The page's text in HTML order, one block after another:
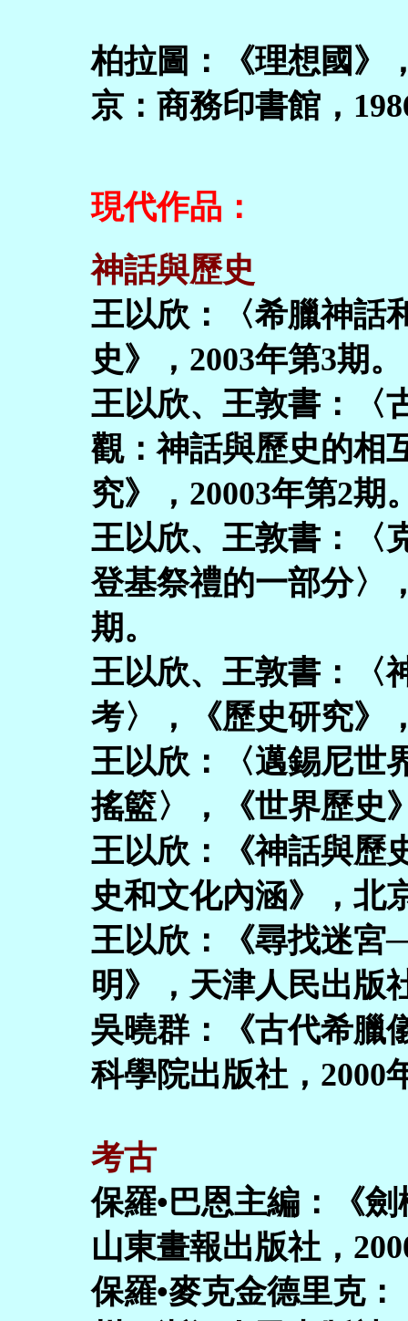
柏拉圖：《理想國》
京：商務印書館，
現代作品：
神話與歷史
王以欣：〈希臘神話
史》，2003年第3期。
王以欣、王敦書：〈
觀：神話與歷史的相
究》，20003年第2期
王以欣、王敦書：〈
登基祭禮的一部分〉
期。
王以欣、王敦書：〈
考〉，《歷史研究》
王以欣：〈邁錫尼世
搖籃〉，《世界歷史
王以欣：《神話與歷
史和文化內涵》，北
王以欣：《尋找迷宮
明》，天津人民出版
吳曉群：《古代希臘
科學院出版社，2000
考古
保羅•巴恩主編：《
山東畫報出版社，
保羅•麥克金德里克